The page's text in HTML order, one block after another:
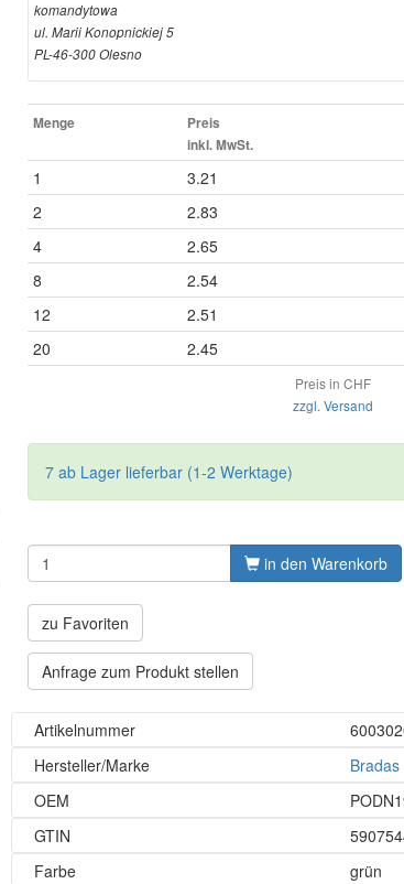
komandytowa
ul. Marii Konopnickiej 5
PL-46-300 Olesno
Menge
Preis
inkl. MwSt.
1 3.21
2 2.83
4 2.65
8 2.54
12 2.51
20 2.45
Preis in CHF
zzgl. Versand
7 ab Lager lieferbar (1-2 Werktage)
in den Warenkorb
zu Favoriten
Anfrage zum Produkt stellen
Artikelnummer
Hersteller/Marke
Bradas
OEM
GTIN
Farbe
grün